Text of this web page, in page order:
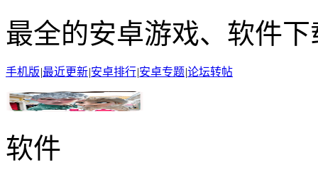
最全的安卓游戏、软件下
手机版|最近更新|安卓排行|安卓专题|论坛转帖
软件